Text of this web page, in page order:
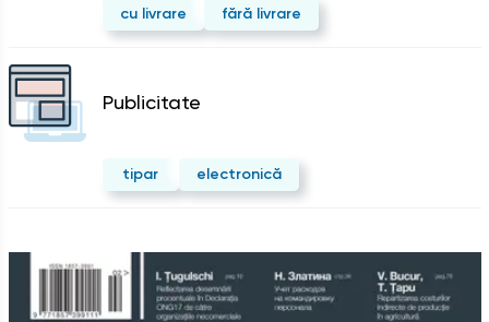
cu livrare fără livrare
Publicitate
tipar electronică